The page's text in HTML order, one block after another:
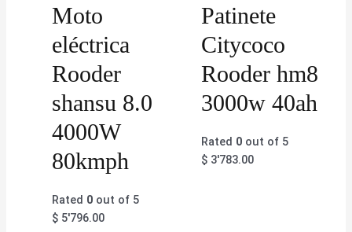
Moto
eléctrica
Rooder
shansu 8.0
4000W
80kmph
Rated 0 out of 5
$ 5'796.00
Patinete
Citycoco
Rooder hm8
3000w 40ah
Rated 0out of 5
$3'783.00